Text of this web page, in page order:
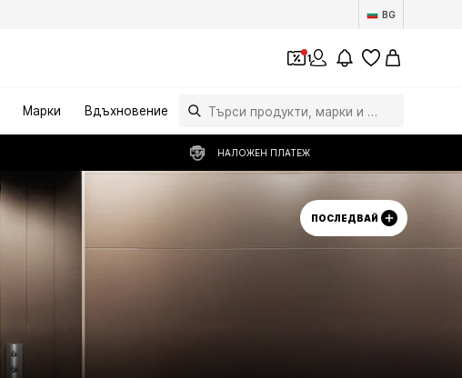
BG
1
Марки Вдъхновение
НАЛОЖЕН ПЛАТЕЖ
ПОСЛЕДВАЙ